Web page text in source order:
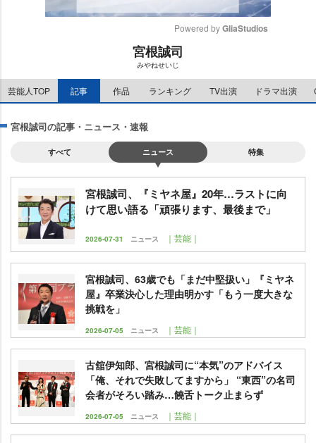
e
Powered by GliaStudios
宮根誠司
みやねせいじ
芸能人TOP 記事 作品 ランキング TV出演 ドラマ出演
宮根誠司の記事・ニュース・速報
すべて ニュース 特集
宮根誠司、『ミヤネ屋』20年…ラストに向
けて思い語る「頑張ります、最後まで」
2026-07-31 ニュース ｜芸能｜
宮根誠司、63歳でも「まだ中堅扱い」『ミヤネ
屋』卒業決心した理由明かす「もう一度大きな
挑戦を」
2026-07-05 ニュース ｜芸能｜
古舘伊知郎、宮根誠司に“本気”のアドバイス
「俺、それで失敗してますから」 “東西”の名司
会者がそろい踏み…饒舌トーク止まらず
2026-07-05 ニュース ｜芸能｜